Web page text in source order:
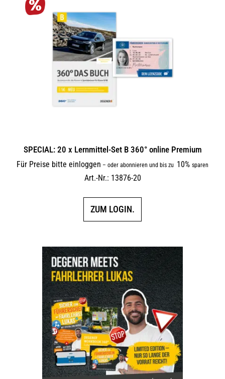
SPECIAL: 20 x Lernmittel-Set B 360° online Premium
Für Preise bitte einloggen – oder abonnieren und bis zu 10% sparen
Art.-Nr.: 13876-20
ZUM LOGIN.